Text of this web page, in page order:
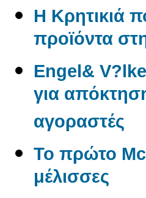
Η Κρητικιά
προϊόντα
Engel&
για
αγοραστές
Το πρώτο
μέλισσες